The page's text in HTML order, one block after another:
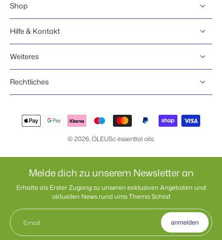
Shop
Hilfe & Kontakt
Weiteres
Rechtliches
© 2026,ÓLEUSc essential oils.
Melde dich zu unserem Newsletter an
Erhalte als Erster Zugang zu unseren exklusiven Angeboten und
aktuellen News rund ums Thema Schlaf
Email anmelden